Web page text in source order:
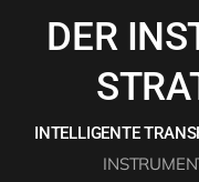
DER
INTELLIGENTE